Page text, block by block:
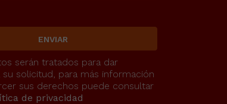
ENVIAR
serán tratados para dar
su solicitud, para más información
sus derechos puede consultar
de privacidad